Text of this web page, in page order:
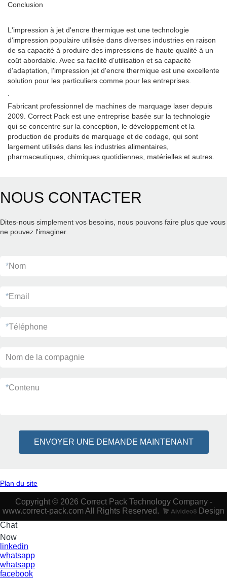
Conclusion
L'impression à jet d'encre thermique est une technologie
d'impression populaire utilisée dans diverses industries en raison
de sa capacité à produire des impressions de haute qualité à un
coût abordable. Avec sa facilité d'utilisation et sa capacité
d'adaptation, l'impression jet d'encre thermique est une excellente
solution pour les particuliers comme pour les entreprises.
Fabricant professionnel de machines de marquage laser depuis
2009. Correct Pack est une entreprise basée sur la technologie
qui se concentre sur la conception, le développement et la
production de produits de marquage et de codage, qui sont
largement utilisés dans les industries alimentaires,
pharmaceutiques, chimiques quotidiennes, matérielles et autres.
NOUS CONTACTER
Dites-nous simplement vos besoins, nous pouvons faire plus que vous
ne pouvez l'imaginer.
*Nom
*Email
*Téléphone
Nom de la compagnie
*Contenu
ENVOYER UNE DEMANDE MAINTENANT
Plan du site
Copyright © 2026 Correct Pack Technology Company -
www.correct-pack.com All Rights Reserved.
Design
Chat
Now
linkedin
whatsapp
whatsapp
facebook